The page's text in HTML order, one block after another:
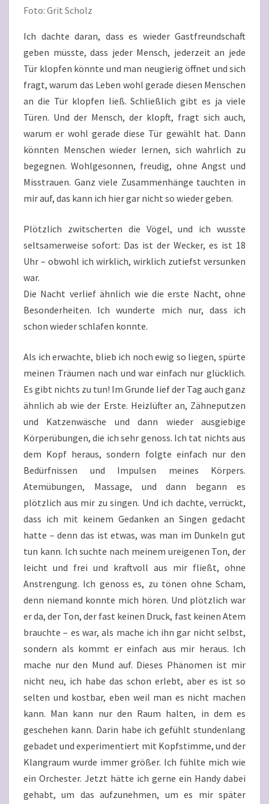
Foto: Grit Scholz
Ich dachte daran, dass es wieder Gastfreundschaft
geben müsste, dass jeder Mensch, jederzeit an jede
Tür klopfen könnte und man neugierig öffnet und sich
fragt, warum das Leben wohl gerade diesen Menschen
an die Tür klopfen ließ. Schließlich gibt es ja viele
Türen. Und der Mensch, der klopft, fragt sich auch,
warum er wohl gerade diese Tür gewählt hat. Dann
könnten Menschen wieder lernen, sich wahrlich zu
begegnen. Wohlgesonnen, freudig, ohne Angst und
Misstrauen. Ganz viele Zusammenhänge tauchten in
mir auf, das kann ich hier gar nicht so wieder geben.
Plötzlich zwitscherten die Vögel, und ich wusste
seltsamerweise sofort: Das ist der Wecker, es ist 18
Uhr – obwohl ich wirklich, wirklich zutiefst versunken
war.
Die Nacht verlief ähnlich wie die erste Nacht, ohne
Besonderheiten. Ich wunderte mich nur, dass ich
schon wieder schlafen konnte.
Als ich erwachte, blieb ich noch ewig so liegen, spürte
meinen Träumen nach und war einfach nur glücklich.
Es gibt nichts zu tun! Im Grunde lief der Tag auch ganz
ähnlich ab wie der Erste. Heizlüfter an, Zähneputzen
und Katzenwäsche und dann wieder ausgiebige
Körperübungen, die ich sehr genoss. Ich tat nichts aus
dem Kopf heraus, sondern folgte einfach nur den
Bedürfnissen und Impulsen meines Körpers.
Atemübungen, Massage, und dann begann es
plötzlich aus mir zu singen. Und ich dachte, verrückt,
dass ich mit keinem Gedanken an Singen gedacht
hatte – denn das ist etwas, was man im Dunkeln gut
tun kann. Ich suchte nach meinem ureigenen Ton, der
leicht und frei und kraftvoll aus mir fließt, ohne
Anstrengung. Ich genoss es, zu tönen ohne Scham,
denn niemand konnte mich hören. Und plötzlich war
er da, der Ton, der fast keinen Druck, fast keinen Atem
brauchte – es war, als mache ich ihn gar nicht selbst,
sondern als kommt er einfach aus mir heraus. Ich
mache nur den Mund auf. Dieses Phänomen ist mir
nicht neu, ich habe das schon erlebt, aber es ist so
selten und kostbar, eben weil man es nicht machen
kann. Man kann nur den Raum halten, in dem es
geschehen kann. Darin habe ich gefühlt stundenlang
gebadet und experimentiert mit Kopfstimme, und der
Klangraum wurde immer größer. Ich fühlte mich wie
ein Orchester. Jetzt hätte ich gerne ein Handy dabei
gehabt, um das aufzunehmen, um es mir später